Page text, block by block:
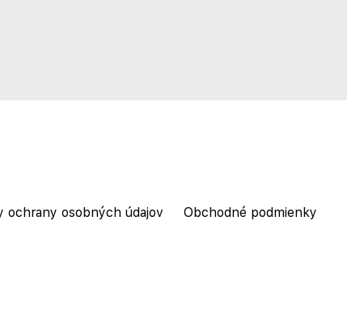
ochrany osobných údajov Obchodné podmienky